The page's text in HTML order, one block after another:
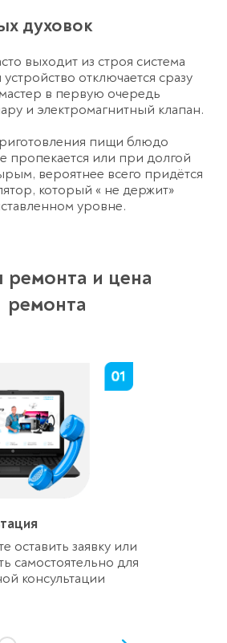
духовок
выходит из строя система
отключается сразу
в первую очередь
и электромагнитный клапан.
пищи блюдо
пропекается или при долгой
вероятнее всего придётся
который « не держит»
уровне.
и цена
ремонта
оставить заявку или
самостоятельно для
консультации